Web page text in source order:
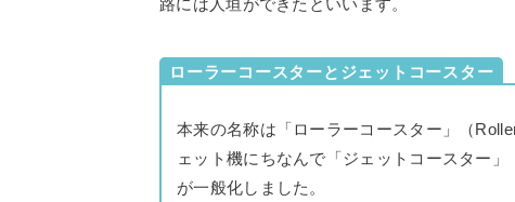
ローラーコースターとジェットコースター
本来の名称は「ローラーコースター」（
ェット機にちなんで「ジェットコースター
が一般化しました。